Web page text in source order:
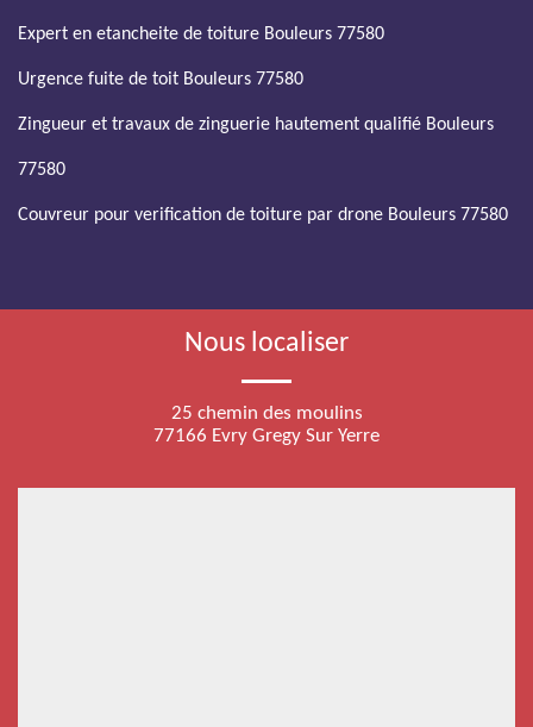
Expert en etancheite de toiture Bouleurs 77580
Urgence fuite de toit Bouleurs 77580
Zingueur et travaux de zinguerie hautement qualifié Bouleurs
77580
Couvreur pour verification de toiture par drone Bouleurs 77580
Nous localiser
25 chemin des moulins
77166 Evry Gregy Sur Yerre